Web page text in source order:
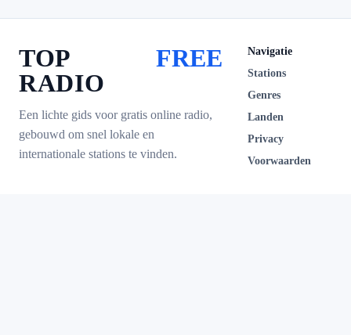
TOP
RADIO
FREE
Een lichte gids voor gratis online radio,
gebouwd om snel lokale en
internationale stations te vinden.
Navigatie
Stations
Genres
Landen
Privacy
Voorwaarden